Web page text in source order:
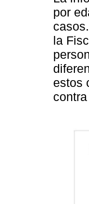
por
la
estos